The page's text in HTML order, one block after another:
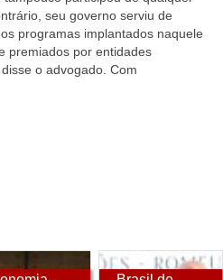
seu governo serviu de
programas implantados naquele
premiados por entidades
o advogado. Com